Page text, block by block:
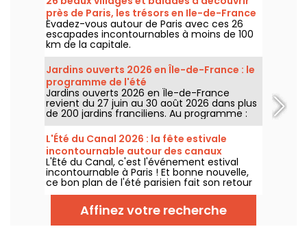
près de Paris, les trésors en Ile-de-France
Évadez-vous autour de Paris avec ces 26
escapades incontournables à moins de 100
km de la capitale.
Jardins ouverts 2026 en Île-de-France : le
programme de l'été
Jardins ouverts 2026 en Île-de-France
revient du 27 juin au 30 août 2026 dans plus
de 200 jardins franciliens. Au programme :
concerts, spectacles, visites, ateliers et
installations artistiques.
L'Été du Canal 2026 : la fête estivale
incontournable autour des canaux
parisiens, dates & programme
L'Été du Canal, c'est l'événement estival
incontournable à Paris ! Et bonne nouvelle,
ce bon plan de l'été parisien fait son retour
du 27 juin au 9 août 2026. Au programme de
cette édition : ateliers gratuits, street art,
cinéma en plein air et balades le long des
canaux.
Affinez votre recherche